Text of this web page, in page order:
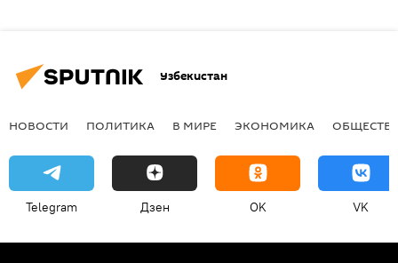
Узбекистан
НОВОСТИ ПОЛИТИКА В МИРЕ ЭКОНОМИКА
Telegram Дзен OK VK